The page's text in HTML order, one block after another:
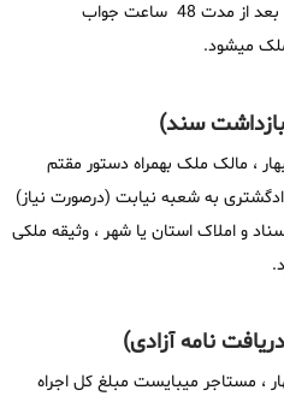
گذاری ملک شروع میشود و معمولا بعد از مدت 48 ساعت جواب
میشود.
، مالک ملک بهمراه دستور مقتم
به شعبه نیابت (درصورت نیاز)
و املاک استان یا شهر ، وثیقه ملکی
، مستاجر میبایست مبلغ کل اجراه